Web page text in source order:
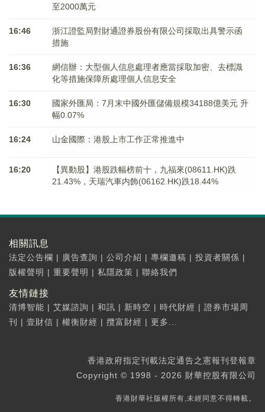
至2000萬元
16:46
浙江證監局對財通證券股份有限公司採取出具警示函
措施
16:36
網信辦：大型個人信息處理者應當採取加密、去標識
化等措施保障所處理個人信息安全
16:30
國家外匯局：7月末中國外匯儲備規模34188億美元 升
幅0.07%
16:24 山金國際：港股上市工作正常推進中
16:20
【異動股】港股跌幅榜前十，九福來(08611.HK)跌
21.43%，天瑞汽車内飾(06162.HK)跌18.44%
相關訊息
法定公告欄 | 廣告查詢 | 公司介紹 | 專欄邀稿 | 投資者關係 |
版權聲明 | 重要聲明 | 私隱政策 | 聯絡我們
友情鏈接
清博智能 | 艾媒諮詢 | 和訊 | 新時空 | 時代財經 | 證券市場周
刊
| 壹財信 | 權衡財經 | 攬富財經 | 更多...
香港政府指定刊載法定通告之憲報刊登報章
Copyright © 1998 - 2026 財華控股有限公司
香港財華社版權所有,未經同意不得轉載。